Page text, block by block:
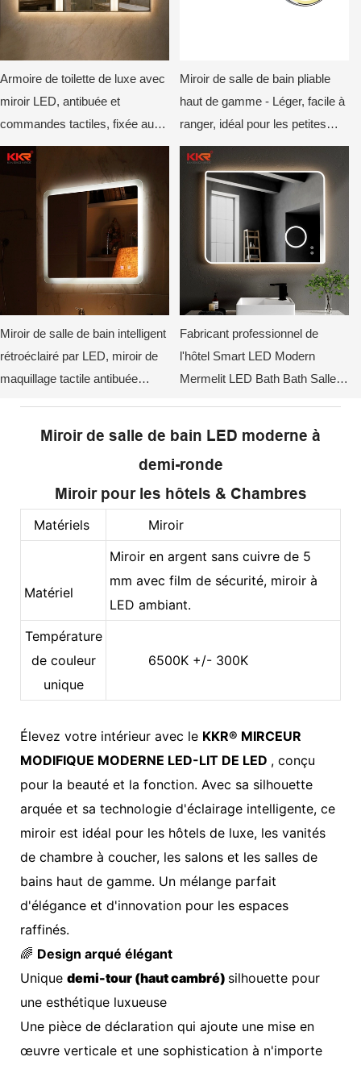
Armoire de toilette de luxe avec
miroir LED, antibuée et
commandes tactiles, fixée au
mur, style hôtel.
Miroir de salle de bain pliable
haut de gamme - Léger, facile à
ranger, idéal pour les petites
salles de bain
Miroir de salle de bain intelligent
rétroéclairé par LED, miroir de
maquillage tactile antibuée
Fabricant professionnel de
l'hôtel Smart LED Modern
Mermelit LED Bath Bath Salle
Miroir de salle de bain LED moderne à
demi-ronde
Miroir pour les hôtels & Chambres
Matériels Miroir
Matériel
Miroir en argent sans cuivre de 5
mm avec film de sécurité, miroir à
LED ambiant.
Température
de couleur
unique
6500K +/- 300K
Élevez votre intérieur avec le KKR® MIRCEUR
MODIFIQUE MODERNE LED-LIT DE LED , conçu
pour la beauté et la fonction. Avec sa silhouette
arquée et sa technologie d'éclairage intelligente, ce
miroir est idéal pour les hôtels de luxe, les vanités
de chambre à coucher, les salons et les salles de
bains haut de gamme. Un mélange parfait
d'élégance et d'innovation pour les espaces
raffinés.
🌈 Design arqué élégant
Unique demi-tour (haut cambré) silhouette pour
une esthétique luxueuse
Une pièce de déclaration qui ajoute une mise en
œuvre verticale et une sophistication à n'importe